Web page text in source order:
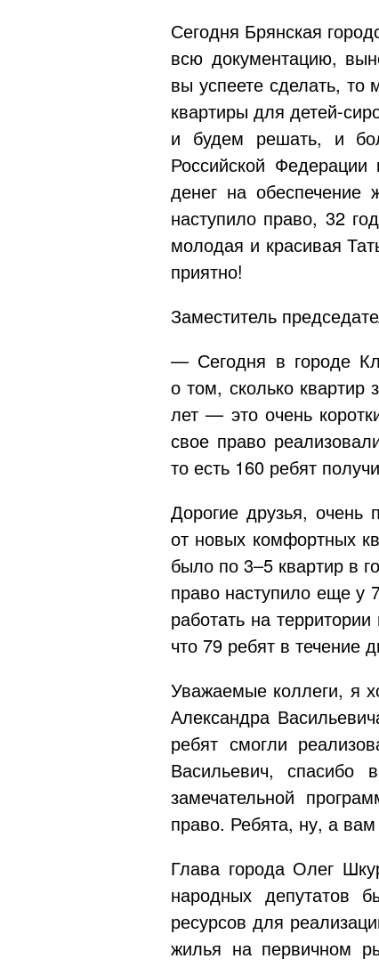
Сегодня Брянская
всю документацию,
вы успеете сделать,
квартиры длядетей-
и будем решать, и
Российской
денег на обеспечение
наступило право, 32
молодая и красивая
приятно!
Заместитель
— Сегодня в городе
о том, сколько квартир
лет — это очень
свое право
то есть 160 ребят
Дорогие друзья,
от новых комфортных
было по 3–5 квартир в
право наступило еще у
работать на
что 79 ребят в течение
Уважаемые коллеги, я
Александра
ребят смогли
Васильевич, спасибо
замечательной
право. Ребята, ну, а
Глава города Олег
народных депутатов
ресурсов для
жилья на первичном